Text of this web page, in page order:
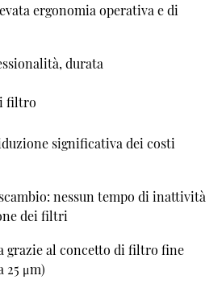
ergonomia operativa e di
durata
filtro
significativa dei costi
nessun tempo di inattività
dei filtri
grazie al concetto di filtro fine
25 μm)